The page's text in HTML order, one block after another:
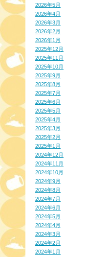
2026年5月
2026年4月
2026年3月
2026年2月
2026年1月
2025年12月
2025年11月
2025年10月
2025年9月
2025年8月
2025年7月
2025年6月
2025年5月
2025年4月
2025年3月
2025年2月
2025年1月
2024年12月
2024年11月
2024年10月
2024年9月
2024年8月
2024年7月
2024年6月
2024年5月
2024年4月
2024年3月
2024年2月
2024年1月